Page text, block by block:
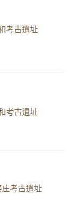
考古遺址
考古遺址
庄考古遺址